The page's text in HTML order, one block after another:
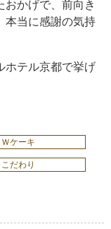
おかげで、前向き
本当に感謝の気持
ホテル京都で挙げ
Ｗケーキ
こだわり